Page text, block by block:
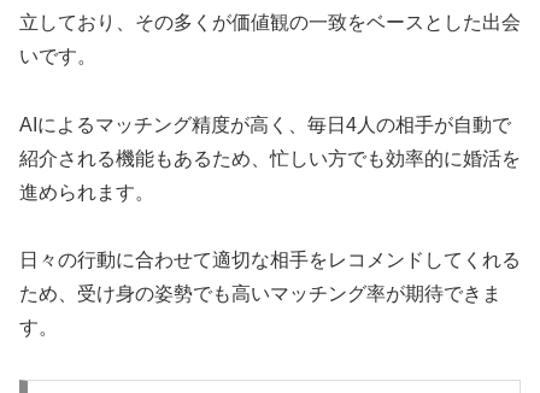
立しており、その多くが価値観の一致をベースとした出会
いです。
AIによるマッチング精度が高く、毎日4人の相手が自動で
紹介される機能もあるため、忙しい方でも効率的に婚活を
進められます。
日々の行動に合わせて適切な相手をレコメンドしてくれる
ため、受け身の姿勢でも高いマッチング率が期待できま
す。